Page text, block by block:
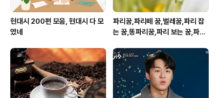
현대시 200편 모음, 현대시 다 모
였네
파리꿈,파리떼 꿈,벌레꿈,파리 잡
는 꿈,똥파리꿈,파리 보는 꿈,파리